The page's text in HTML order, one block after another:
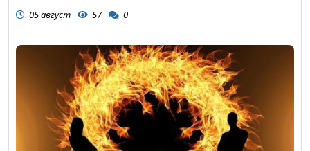
05 август 57 0